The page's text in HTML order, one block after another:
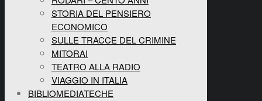
STORIA DEL PENSIERO
ECONOMICO
SULLE TRACCE DEL CRIMINE
MITORAI
TEATRO ALLA RADIO
VIAGGIO IN ITALIA
BIBLIOMEDIATECHE